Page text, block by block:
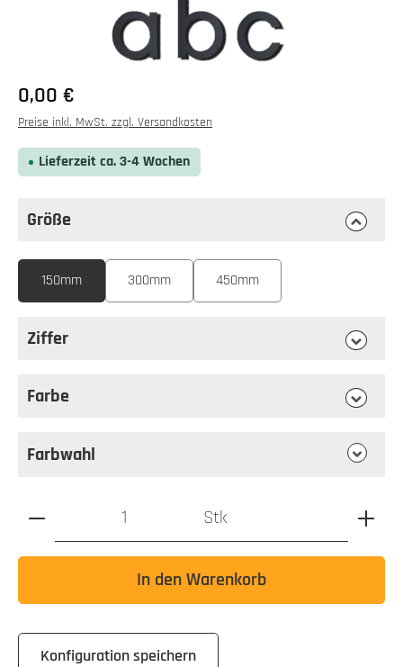
0,00 €
Preise inkl. MwSt. zzgl. Versandkosten
Lieferzeit ca. 3-4 Wochen
Größe
Größeauswählen
150mm 300mm 450mm
Ziffer
Farbe
Farbwahl
Produkt Anzahl: Gib den gewünschten Wert ein oder
Stk
In den Warenkorb
Konfiguration speichern